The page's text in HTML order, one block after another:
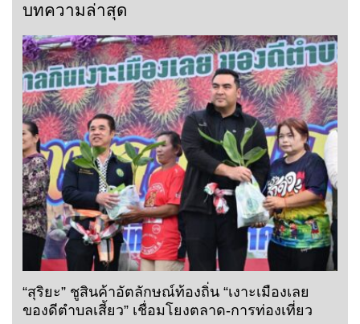
บทความล่าสุด
“สุริยะ” ชูสินค้าอัตลักษณ์ท้องถิ่น “เงาะเมืองเลย
ของดีตำบลเสี้ยว” เชื่อมโยงตลาด-การท่องเที่ยว